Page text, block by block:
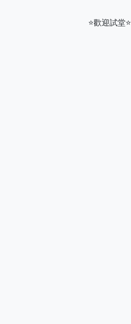
⭐️歡迎試堂⭐️